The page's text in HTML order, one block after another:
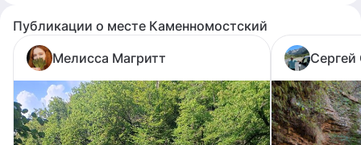
Публикации о месте Каменномостский
Мелисса Магритт